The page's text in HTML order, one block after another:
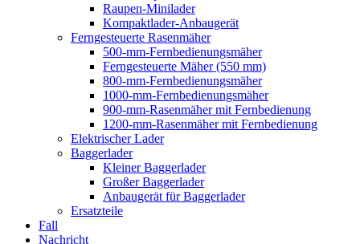
Raupen-Minilader
Kompaktlader-Anbaugerät
Ferngesteuerte Rasenmäher
500-mm-Fernbedienungsmäher
Ferngesteuerte Mäher (550 mm)
800-mm-Fernbedienungsmäher
1000-mm-Fernbedienungsmäher
900-mm-Rasenmäher mit Fernbedienung
1200-mm-Rasenmäher mit Fernbedienung
Elektrischer Lader
Baggerlader
Kleiner Baggerlader
Großer Baggerlader
Anbaugerät für Baggerlader
Ersatzteile
Fall
Nachricht